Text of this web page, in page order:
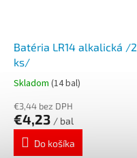
Batéria LR14 alkalická /2
ks/
Skladom (14 bal)
€3,44 bez DPH
€4,23 / bal
Do košíka